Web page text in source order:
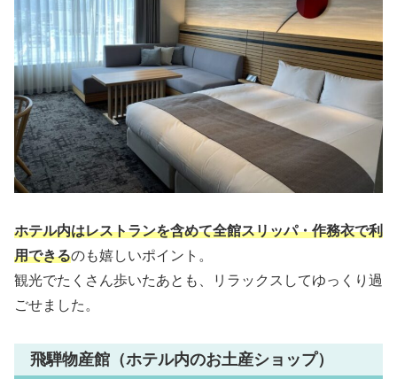
ホテル内はレストランを含めて全館スリッパ・作務衣で利
用できるのも嬉しいポイント。
観光でたくさん歩いたあとも、リラックスしてゆっくり過
ごせました。
飛騨物産館（ホテル内のお土産ショップ）